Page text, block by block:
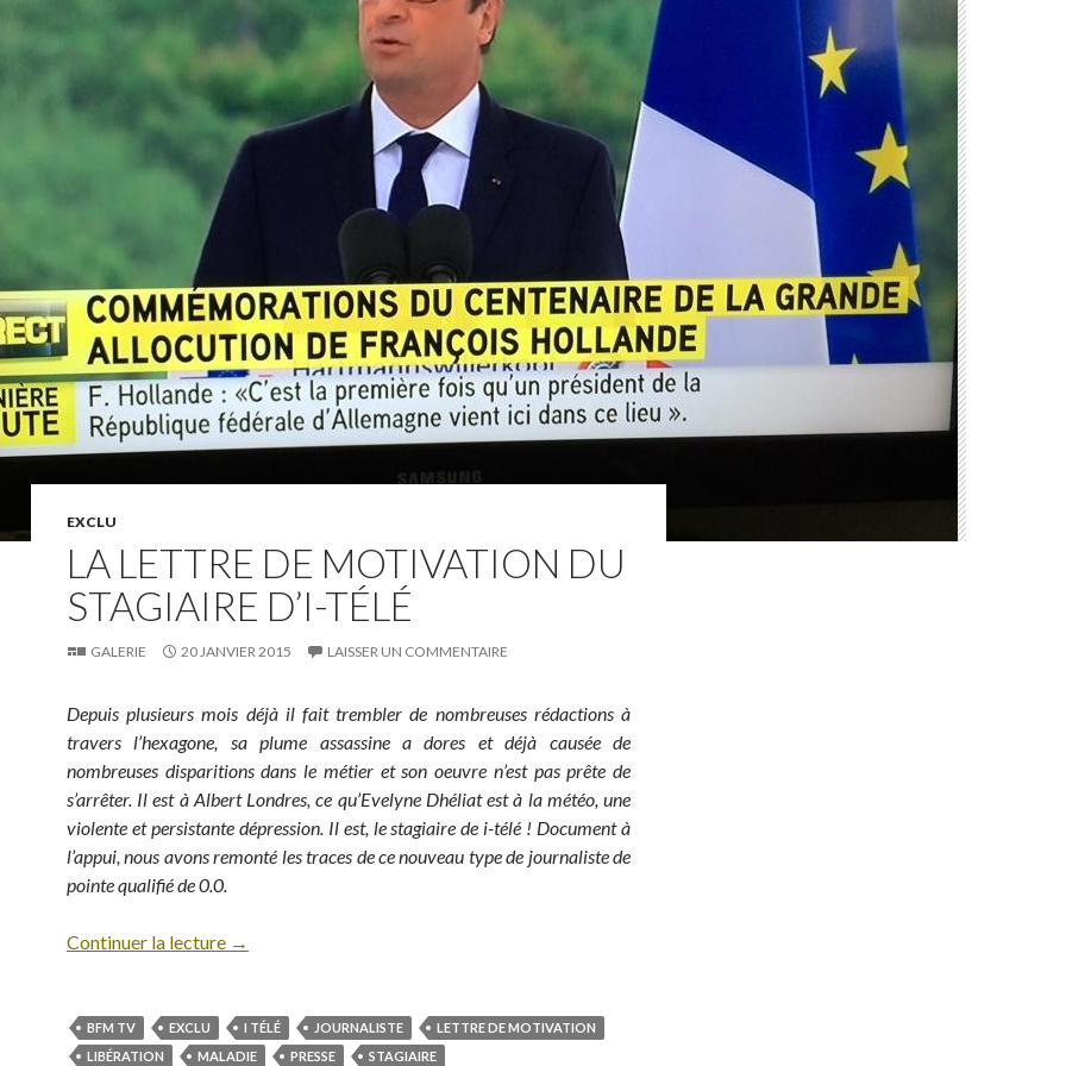
EXCLU
LA LETTRE DE MOTIVATION DU
STAGIAIRE D’I-TÉLÉ
GALERIE 20 JANVIER 2015 LAISSER UN COMMENTAIRE
Depuis plusieurs mois déjà il fait trembler de nombreuses rédactions à
travers l’hexagone, sa plume assassine a dores et déjà causée de
nombreuses disparitions dans le métier et son oeuvre n’est pas prête de
s’arrêter. Il est à Albert Londres, ce qu’Evelyne Dhéliat est à la météo, une
violente et persistante dépression. Il est, le stagiaire de i-télé ! Document à
l’appui, nous avons remonté les traces de ce nouveau type de journaliste de
pointe qualifié de 0.0.
Continuer la lecture →
BFM TV EXCLU I TÉLÉ JOURNALISTE
LETTRE DE MOTIVATION
LIBÉRATION
MALADIE PRESSE STAGIAIRE